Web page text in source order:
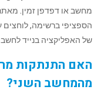
מחשב או דפדפן זמין.
הספציפי ברשימה, לוחצים
של האפליקציה בנייד
האם התנתקות
מהמחשב השני?